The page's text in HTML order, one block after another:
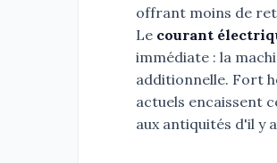
offrant moins de
Le courant
immédiate : la
additionnelle. Fort
actuels encaissent
aux antiquités d'il y